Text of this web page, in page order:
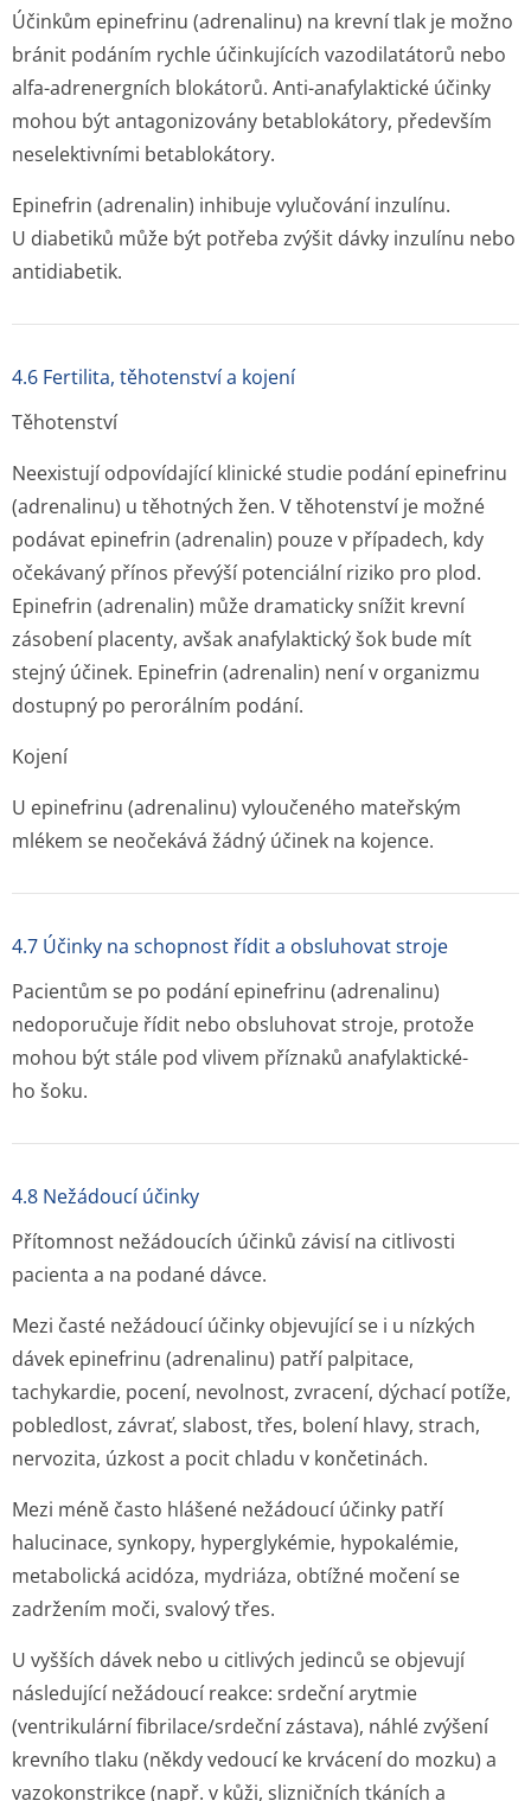
Účinkům epinefrinu (adrenalinu) na krevní tlak je možno
bránit podáním rychle účinkujících vazodilatátorů nebo
alfa-adrenergních blokátorů. Anti-anafylaktické účinky
mohou být antagonizovány betablokátory, především
neselektivními betablokátory.
Epinefrin (adrenalin) inhibuje vylučování inzulínu.
U diabetiků může být potřeba zvýšit dávky inzulínu nebo
antidiabetik.
4.6 Fertilita, těhotenství a kojení
Těhotenství
Neexistují odpovídající klinické studie podání epinefrinu
(adrenalinu) u těhotných žen. V těhotenství je možné
podávat epinefrin (adrenalin) pouze v případech, kdy
očekávaný přínos převýší potenciální riziko pro plod.
Epinefrin (adrenalin) může dramaticky snížit krevní
zásobení placenty, avšak anafylaktický šok bude mít
stejný účinek. Epinefrin (adrenalin) není v organizmu
dostupný po perorálním podání.
Kojení
U epinefrinu (adrenalinu) vyloučeného mateřským
mlékem se neočekává žádný účinek na kojence.
4.7 Účinky na schopnost řídit a obsluhovat stroje
Pacientům se po podání epinefrinu (adrenalinu)
nedoporučuje řídit nebo obsluhovat stroje, protože
mohou být stále pod vlivem příznaků anafylaktické­
ho šoku.
4.8 Nežádoucí účinky
Přítomnost nežádoucích účinků závisí na citlivosti
pacienta a na podané dávce.
Mezi časté nežádoucí účinky objevující se i u nízkých
dávek epinefrinu (adrenalinu) patří palpitace,
tachykardie, pocení, nevolnost, zvracení, dýchací potíže,
pobledlost, závrať, slabost, třes, bolení hlavy, strach,
nervozita, úzkost a pocit chladu v končetinách.
Mezi méně často hlášené nežádoucí účinky patří
halucinace, synkopy, hyperglykémie, hypokalémie,
metabolická acidóza, mydriáza, obtížné močení se
zadržením moči, svalový třes.
U vyšších dávek nebo u citlivých jedinců se objevují
následující nežádoucí reakce: srdeční arytmie
(ventrikulární fibrilace/srdeční zástava), náhlé zvýšení
krevního tlaku (někdy vedoucí ke krvácení do mozku) a
vazokonstrikce (např. v kůži, slizničních tkáních a